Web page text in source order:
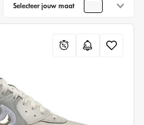
Selecteer jouw maat